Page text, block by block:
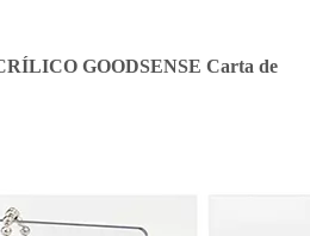
GOODSENSE Carta de